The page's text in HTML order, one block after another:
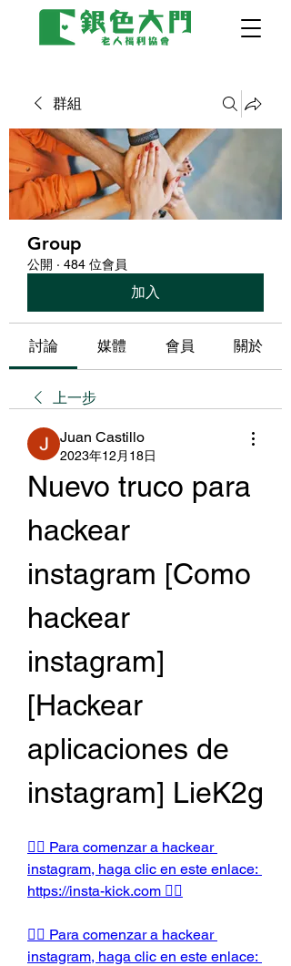
群組
Group
公開 · 484 位會員
加入
討論 媒體 會員 關於
上一步
Juan Castillo
2023年12月18日
Nuevo truco para
hackear
instagram [Como
hackear
instagram]
[Hackear
aplicaciones de
instagram] LieK2g
👉🏻 Para comenzar a hackear
instagram, haga clic en este enlace:
https://insta-kick.com 👈🏻
👉🏻 Para comenzar a hackear
instagram, haga clic en este enlace: